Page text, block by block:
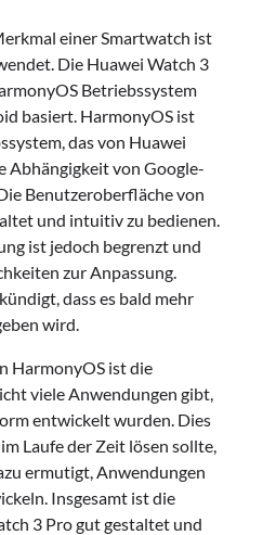
einer Smartwatch ist
Die Huawei Watch 3
Betriebssystem
basiert. HarmonyOS ist
das von Huawei
Abhängigkeit von Google-
Benutzeroberfläche von
und intuitiv zu bedienen.
ist jedoch begrenzt und
zur Anpassung.
dass es bald mehr
wird.
HarmonyOS ist die
viele Anwendungen gibt,
entwickelt wurden. Dies
Laufe der Zeit lösen sollte,
ermutigt, Anwendungen
Insgesamt ist die
3 Pro gut gestaltet und